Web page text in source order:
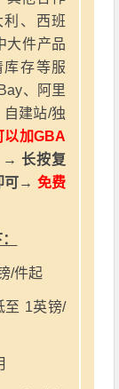
、西班
大件产品
存等服
、阿里
建站/独
以加GBA
→ 长按复
可→ 免费
/件起
至 1英镑/